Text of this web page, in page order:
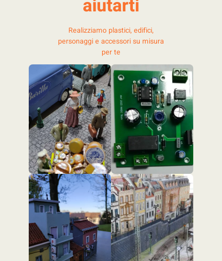
aiutarti
Realizziamo plastici, edifici,
personaggi e accessori su misura
per te